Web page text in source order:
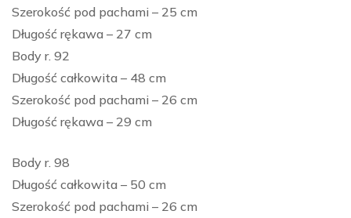
Szerokość pod pachami – 25 cm
Długość rękawa – 27 cm
Body r. 92
Długość całkowita – 48 cm
Szerokość pod pachami – 26 cm
Długość rękawa – 29 cm
Body r. 98
Długość całkowita – 50 cm
Szerokość pod pachami – 26 cm